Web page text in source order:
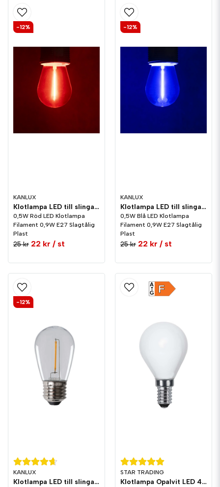
KANLUX
Klotlampa LED till slinga 0,9W E27 Plast Röd
0,5W Röd LED Klotlampa
Filament 0,9W E27 Slagtålig
Plast
25 kr 22 kr / st
-12%
KANLUX
Klotlampa LED till slinga 0,9W E27 Plast Blå
0,5W Blå LED Klotlampa
Filament 0,9W E27 Slagtålig
Plast
25 kr 22 kr / st
-12%
KANLUX
Klotlampa LED till slinga 50lm E27 Neutralvit 4000K Plast
-12%
STAR TRADING
Klotlampa Opalvit LED 450lm E14 3000K Dim
F
A
G